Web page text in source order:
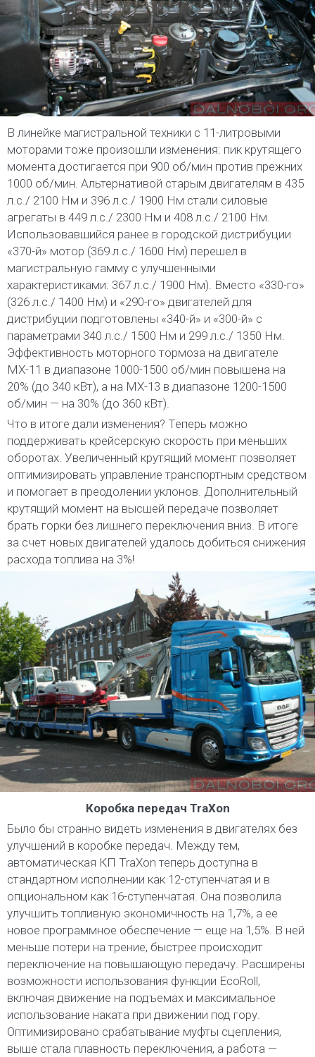
В линейке магистральной техники с 11-литровыми
моторами тоже произошли изменения: пик крутящего
момента достигается при 900 об/мин против прежних
1000 об/мин. Альтернативой старым двигателям в 435
л.с./ 2100 Нм и 396 л.с./ 1900 Нм стали силовые
агрегаты в 449 л.с./ 2300 Нм и 408 л.с./ 2100 Нм.
Использовавшийся ранее в городской дистрибуции
«370-й» мотор (369 л.с./ 1600 Нм) перешел в
магистральную гамму с улучшенными
характеристиками: 367 л.с./ 1900 Нм). Вместо «330-го»
(326 л.с./ 1400 Нм) и «290-го» двигателей для
дистрибуции подготовлены «340-й» и «300-й» с
параметрами 340 л.с./ 1500 Нм и 299 л.с./ 1350 Нм.
Эффективность моторного тормоза на двигателе
МХ-11 в диапазоне 1000-1500 об/мин повышена на
20% (до 340 кВт), а на МХ-13 в диапазоне 1200-1500
об/мин — на 30% (до 360 кВт).
Что в итоге дали изменения? Теперь можно
поддерживать крейсерскую скорость при меньших
оборотах. Увеличенный крутящий момент позволяет
оптимизировать управление транспортным средством
и помогает в преодолении уклонов. Дополнительный
крутящий момент на высшей передаче позволяет
брать горки без лишнего переключения вниз. В итоге
за счет новых двигателей удалось добиться снижения
расхода топлива на 3%!
Коробка передач TraXon
Было бы странно видеть изменения в двигателях без
улучшений в коробке передач. Между тем,
автоматическая КП TraXon теперь доступна в
стандартном исполнении как 12-ступенчатая и в
опциональном как 16-ступенчатая. Она позволила
улучшить топливную экономичность на 1,7%, а ее
новое программное обеспечение — еще на 1,5%. В ней
меньше потери на трение, быстрее происходит
переключение на повышающую передачу. Расширены
возможности использования функции EcoRoll,
включая движение на подъемах и максимальное
использование наката при движении под гору.
Оптимизировано срабатывание муфты сцепления,
выше стала плавность переключения, а работа —